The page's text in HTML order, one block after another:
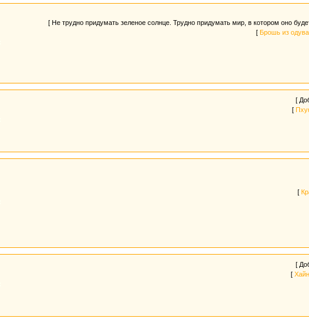
[ Не трудно придумать зеленое солнце. Трудно придумать мир, в котором оно
[ Брошь из
[
[
[
[
[